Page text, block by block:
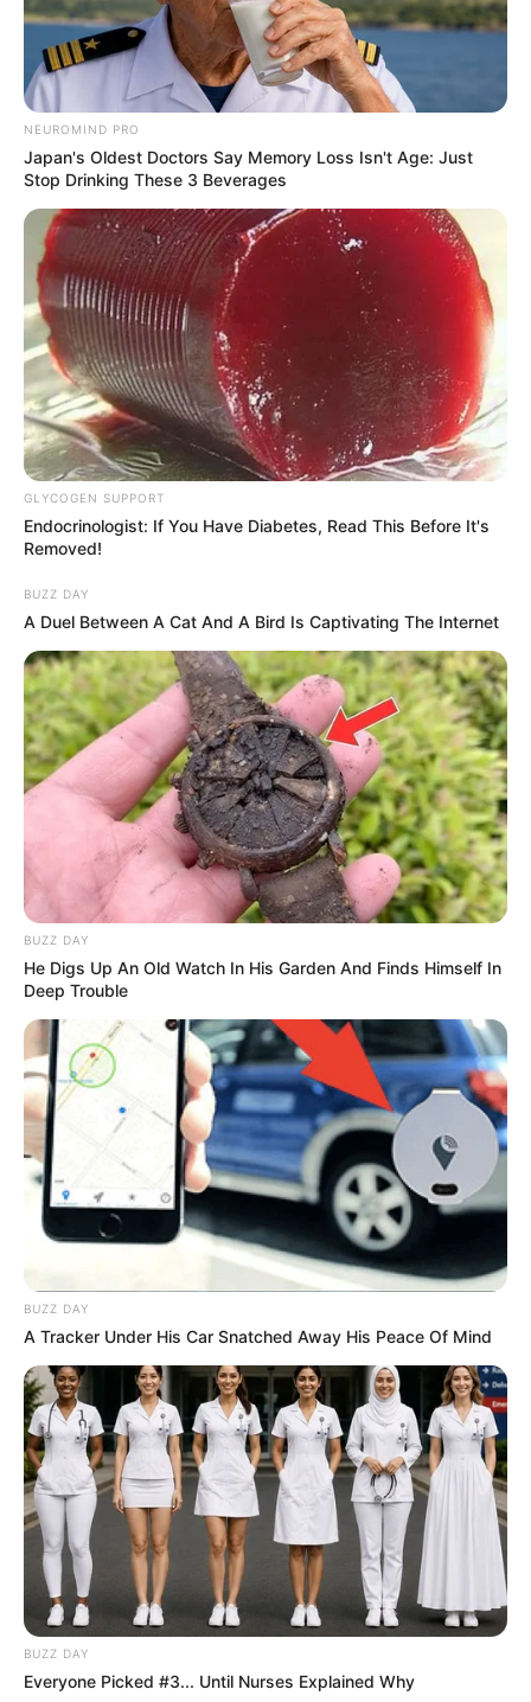
TAGS
ΟΥΡΑΝΟΣ
NEUROMIND PRO
Japan's Oldest Doctors Say Memory Loss Isn't Age: Just
Stop Drinking These 3 Beverages
GLYCOGEN SUPPORT
Endocrinologist: If You Have Diabetes, Read This Before It's
Removed!
BUZZ DAY
A Duel Between A Cat And A Bird Is Captivating The Internet
BUZZ DAY
He Digs Up An Old Watch In His Garden And Finds Himself In
Deep Trouble
BUZZ DAY
A Tracker Under His Car Snatched Away His Peace Of Mind
BUZZ DAY
Everyone Picked #3... Until Nurses Explained Why